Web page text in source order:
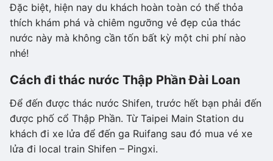
Đặc biệt, hiện nay du khách hoàn toàn có thể thỏa
thích khám phá và chiêm ngưỡng vẻ đẹp của thác
nước này mà không cần tốn bất kỳ một chi phí nào
nhé!
Cách đi thác nước Thập Phần Đài Loan
Để đến được thác nước Shifen, trước hết bạn phải đến
được phố cổ Thập Phần. Từ Taipei Main Station du
khách đi xe lửa để đến ga Ruifang sau đó mua vé xe
lửa đi local train Shifen – Pingxi.